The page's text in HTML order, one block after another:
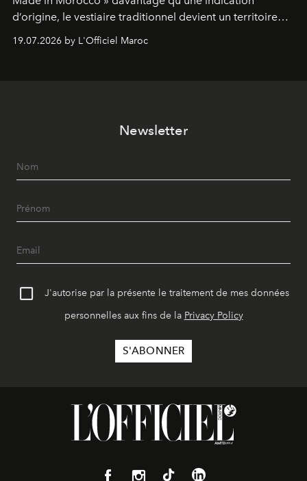
d’origine, le vestiaire traditionnel devient un territoire
révise les proportions et les usages pour l’inscrire dans
19.07.2026 by L'Officiel Maroc
Newsletter
J'autorise par la présente le traitement de mes données
personnelles aux fins de la Privacy Policy